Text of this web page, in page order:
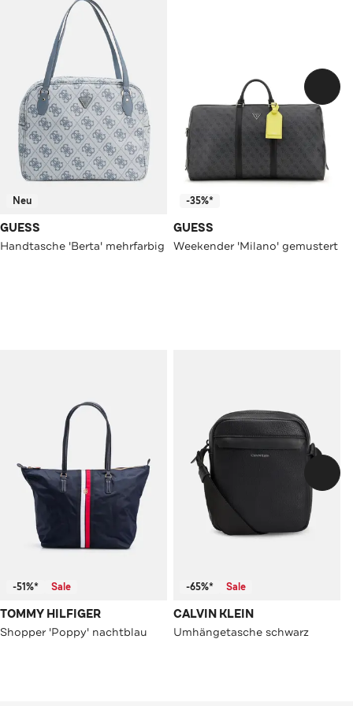
Neu
GUESS
Handtasche 'Berta' mehrfarbig
-35%*
GUESS
Weekender 'Milano' gemustert
-51%* Sale
TOMMY HILFIGER
Shopper 'Poppy' nachtblau
-65%* Sale
CALVIN KLEIN
Umhängetasche schwarz